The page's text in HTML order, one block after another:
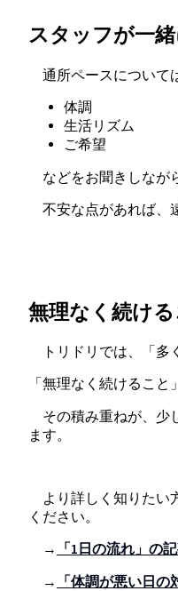
スタッフが一
通所ペースについて
体調
生活リズム
ご希望
などをお聞きしなが
不安な点があれば、
無理なく続け
トリドリでは、「多
「無理なく続けること
その積み重ねが、少
ます。
より詳しく知りたい
ください。
→
「1日の流れ」の
→
「体調が悪い日